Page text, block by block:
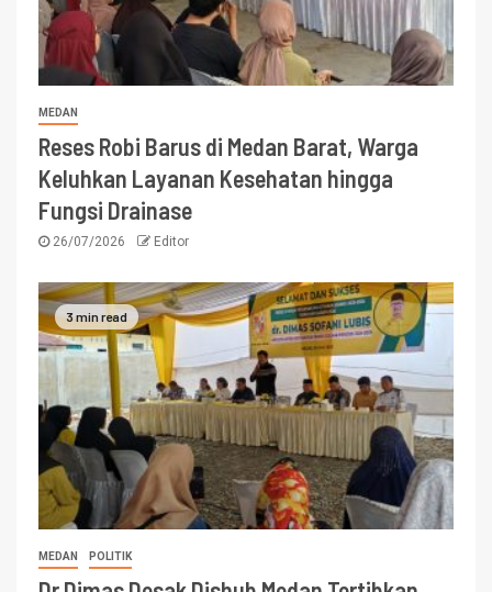
MEDAN
Reses Robi Barus di Medan Barat, Warga
Keluhkan Layanan Kesehatan hingga
Fungsi Drainase
26/07/2026 Editor
3 min read
MEDAN POLITIK